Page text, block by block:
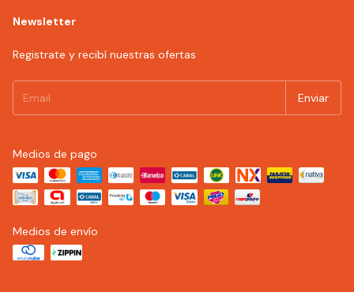
Newsletter
Registrate y recibí nuestras ofertas
Medios de pago
Medios de envío